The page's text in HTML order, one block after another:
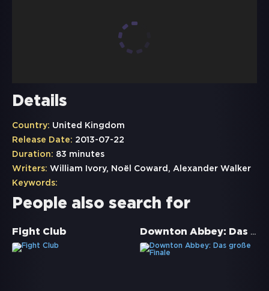
Details
Country: United Kingdom
Release Date: 2013-07-22
Duration: 83 minutes
Writers: William Ivory, Noël Coward, Alexander Walker
Keywords:
People also search for
Fight Club Downton Abbey: Das große Finale